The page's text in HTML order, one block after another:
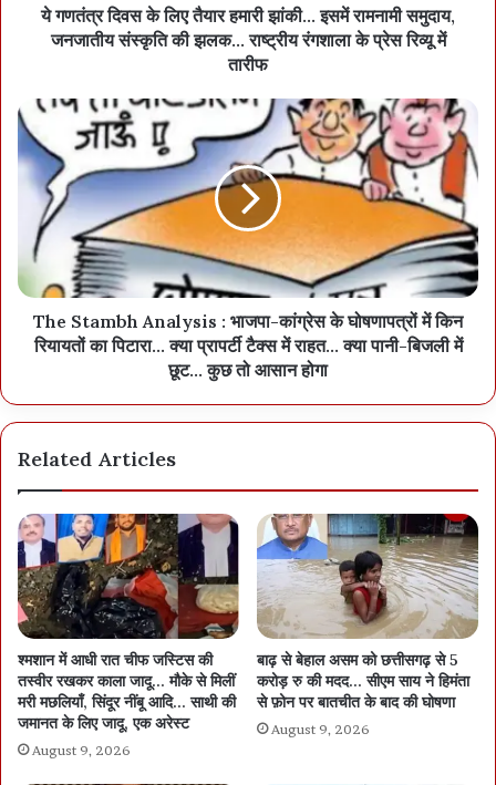
ये गणतंत्र दिवस के लिए तैयार हमारी झांकी... इसमें रामनामी समुदाय,
जनजातीय संस्कृति की झलक... राष्ट्रीय रंगशाला के प्रेस रिव्यू में
तारीफ
The Stambh Analysis : भाजपा-कांग्रेस के घोषणापत्रों में किन
रियायतों का पिटारा... क्या प्रापर्टी टैक्स में राहत... क्या पानी-बिजली में
छूट... कुछ तो आसान होगा
Related Articles
श्मशान में आधी रात चीफ जस्टिस की
तस्वीर रखकर काला जादू… मौके से मिलीं
मरी मछलियाँ, सिंदूर नींबू आदि… साथी की
जमानत के लिए जादू, एक अरेस्ट
August 9, 2026
बाढ़ से बेहाल असम को छत्तीसगढ़ से 5
करोड़ रु की मदद… सीएम साय ने हिमंता
से फ़ोन पर बातचीत के बाद की घोषणा
August 9, 2026